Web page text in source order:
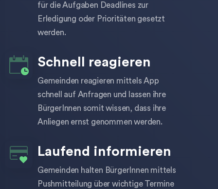
für die Aufgaben Deadlines zur
Erledigung oder Prioritäten gesetzt
werden.
Schnell reagieren
Gemeinden reagieren mittels App
schnell auf Anfragen und lassen ihre
BürgerInnen somit wissen, dass ihre
Anliegen ernst genommen werden.
Laufend informieren
Gemeinden halten BürgerInnen mittels
Pushmitteilung über wichtige Termine